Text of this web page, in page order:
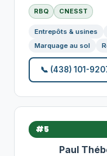
RBQ CNESST
Entrepôts & usines
Marquage au sol
📞 (438) 101-
#5
Paul